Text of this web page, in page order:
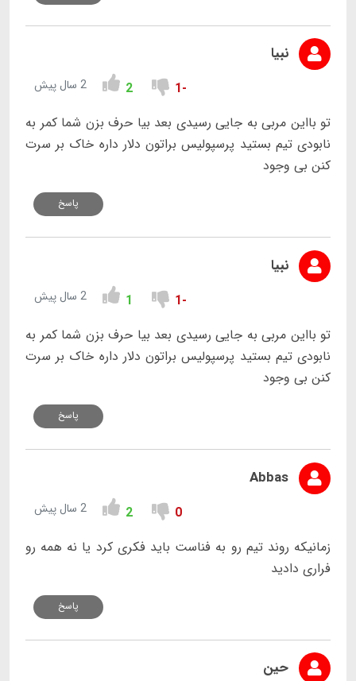
نبیا
-1
2 2 سال پیش
تو بااین مربی به جایی رسیدی بعد بیا حرف بزن شما کمر به
نابودی تیم بستید پرسپولیس براتون دلار داره خاک بر سرت
کنن بی وجود
پاسخ
نبیا
-1
1 2 سال پیش
تو بااین مربی به جایی رسیدی بعد بیا حرف بزن شما کمر به
نابودی تیم بستید پرسپولیس براتون دلار داره خاک بر سرت
کنن بی وجود
پاسخ
Abbas
0
2 2 سال پیش
زمانیکه روند تیم رو به فناست باید فکری کرد یا نه همه رو
فراری دادید
پاسخ
حین